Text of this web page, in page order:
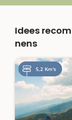
Idees
nens
5,2 Km's